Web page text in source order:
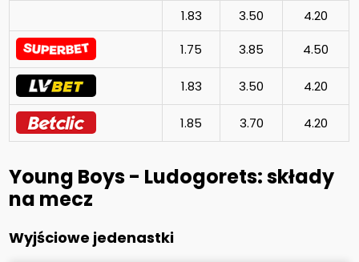
1.83
3.50
4.20
1.75
3.85 4.50
1.83 3.50 4.20
1.85 3.70 4.20
Young Boys - Ludogorets: składy
na mecz
Wyjściowe jedenastki